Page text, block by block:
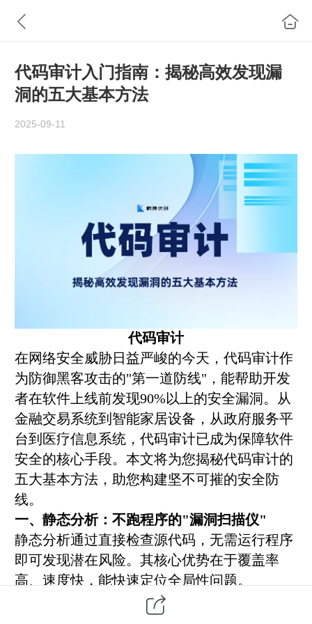
代码审计入门指南：揭秘高效发现漏
洞的五大基本方法
2025-09-11
代码审计
在网络安全威胁日益严峻的今天，代码审计作
为防御黑客攻击的"第一道防线"，能帮助开发
者在软件上线前发现90%以上的安全漏洞。从
金融交易系统到智能家居设备，从政府服务平
台到医疗信息系统，代码审计已成为保障软件
安全的核心手段。本文将为您揭秘代码审计的
五大基本方法，助您构建坚不可摧的安全防
线。
一、静态分析：不跑程序的"漏洞扫描仪"
静态分析通过直接检查源代码，无需运行程序
即可发现潜在风险。其核心优势在于覆盖率
高、速度快，能快速定位全局性问题。